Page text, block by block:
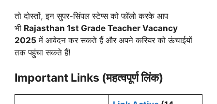
तो दोस्तों, इन सुपर-सिंपल स्टेप्स को फॉलो करके आप
भी Rajasthan 1st Grade Teacher Vacancy
2025 में आवेदन कर सकते हैं और अपने करियर को ऊंचाईयों
तक पहुंचा सकते हैं!
Important Links (महत्वपूर्ण लिंक)